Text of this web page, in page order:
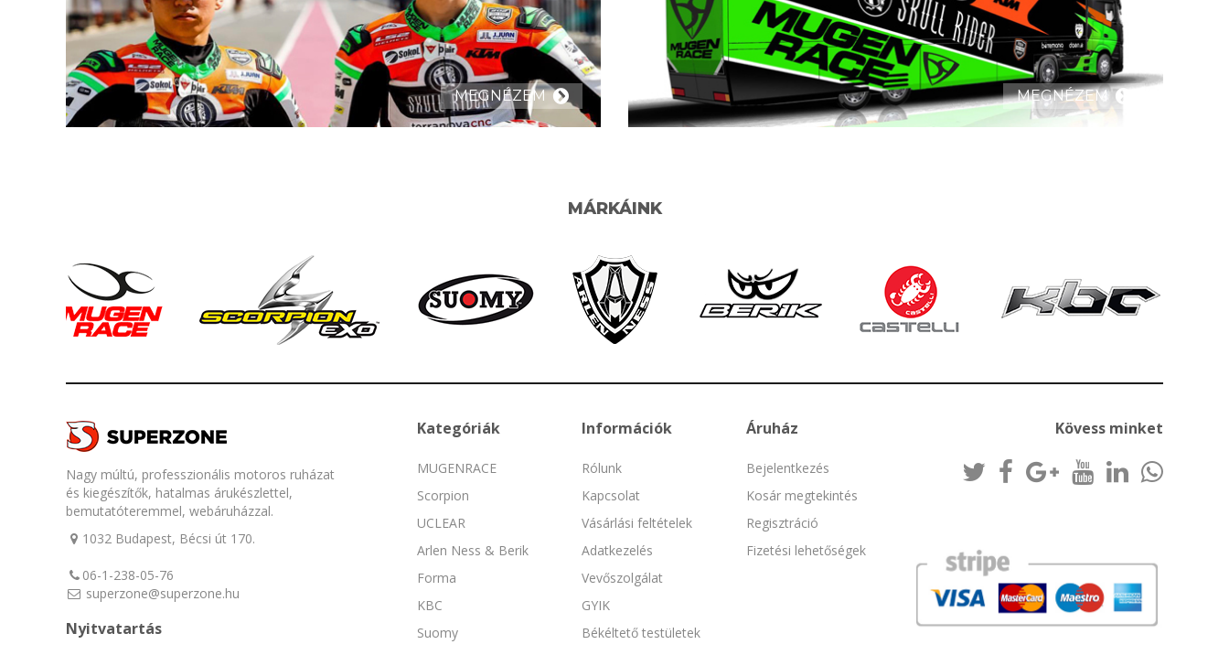
MEGNÉZEM MEGNÉZEM
MÁRKÁINK
Nagy múltú, professzionális motoros ruházat
és kiegészítők, hatalmas árukészlettel,
bemutatóteremmel, webáruházzal.
1032 Budapest, Bécsi út 170.
06-1-238-05-76
superzone@superzone.hu
Nyitvatartás
Kategóriák
MUGENRACE
Scorpion
UCLEAR
Arlen Ness & Berik
Forma
KBC
Suomy
Információk
Rólunk
Kapcsolat
Vásárlási feltételek
Adatkezelés
Vevőszolgálat
GYIK
Békéltető testületek
Áruház
Bejelentkezés
Kosár megtekintés
Regisztráció
Fizetési lehetőségek
Kövess minket